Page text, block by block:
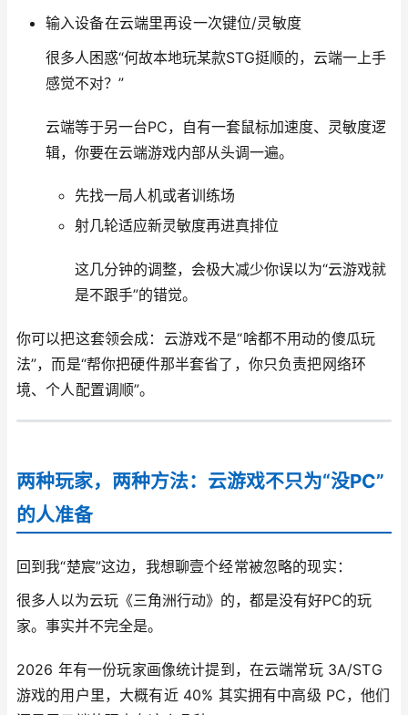
输入设备在云端里再设一次键位/灵敏度
很多人困惑“何故本地玩某款STG挺顺的，云端一上手
感觉不对？”
云端等于另一台PC，自有一套鼠标加速度、灵敏度逻
辑，你要在云端游戏内部从头调一遍。
先找一局人机或者训练场
射几轮适应新灵敏度再进真排位
这几分钟的调整，会极大减少你误以为“云游戏就
是不跟手”的错觉。
你可以把这套领会成：云游戏不是“啥都不用动的傻瓜玩
法”，而是“帮你把硬件那半套省了，你只负责把网络环
境、个人配置调顺”。
两种玩家，两种方法：云游戏不只为“没PC”
的人准备
回到我“楚宸”这边，我想聊壹个经常被忽略的现实：
很多人以为云玩《三角洲行动》的，都是没有好PC的玩
家。事实并不完全是。
2026 年有一份玩家画像统计提到，在云端常玩 3A/STG
游戏的用户里，大概有近 40% 其实拥有中高级 PC，他们